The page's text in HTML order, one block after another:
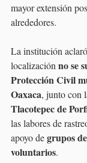
mayor extensión
alrededores.
La institución
localización no se
Protección Civil
Oaxaca, junto con
Tlacotepec de
las labores de
apoyo de grupos
voluntarios.